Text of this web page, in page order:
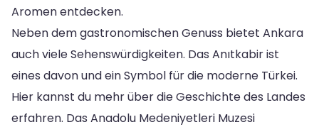
Aromen entdecken.
Neben dem gastronomischen Genuss bietet Ankara
auch viele Sehenswürdigkeiten. Das Anıtkabir ist
eines davon und ein Symbol für die moderne Türkei.
Hier kannst du mehr über die Geschichte des Landes
erfahren. Das Anadolu Medeniyetleri Muzesi